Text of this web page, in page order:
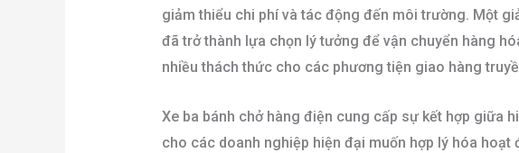
giảm thiểu chi phí và tác động đến môi trường. Một
đã trở thành lựa chọn lý tưởng để vận chuyển hàng
nhiều thách thức cho các phương tiện giao hàng
Xe ba bánh chở hàng điện cung cấp sự kết hợp giữa
cho các doanh nghiệp hiện đại muốn hợp lý hóa